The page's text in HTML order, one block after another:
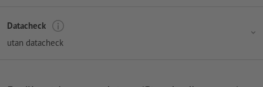
Datacheck
utan datacheck